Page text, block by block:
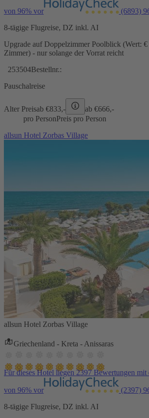
von 96% vor (6893)
8-tägige Flugreise, DZ inkl. AI
Upgrade auf Doppelzimmer Poolblick (Wert:
Zimmer) - nur solange der Vorrat reicht
253504Bestellnr.:
Pauschalreise
Alter Preisab €833,- ab €666,-
pro PersonPreis pro Person
allsun Hotel Zorbas Village
allsun Hotel Zorbas Village
Griechenland - Kreta - Anissaras
Für dieses Hotel liegen 2397 Bewertungen
von 96% vor (2397)
8-tägige Flugreise, DZ inkl. AI